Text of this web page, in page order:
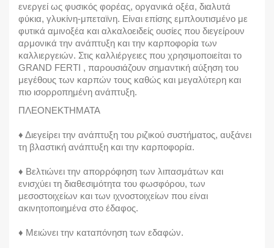
ενεργεί ως φυσικός φορέας, οργανικά οξέα, διαλυτά
φύκια, γλυκίνη-μπεταϊνη. Είναι επίσης εμπλουτισμένο με
φυτικά αμινοξέα και αλκαλοειδείς ουσίες που διεγείρουν
αρμονικά την ανάπτυξη και την καρποφορία των
καλλιεργειών. Στις καλλιέργειες που χρησιμοποιείται το
GRAND FERTI , παρουσιάζουν σημαντική αύξηση του
μεγέθους των καρπών τους καθώς και μεγαλύτερη και
πιο ισορροπημένη ανάπτυξη.
ΠΛΕΟΝΕΚΤΗΜΑΤΑ
♦ Διεγείρει την ανάπτυξη του ριζικού συστήματος, αυξάνει
τη βλαστική ανάπτυξη και την καρποφορία.
♦ Βελτιώνει την απορρόφηση των λιπασμάτων και
ενισχύει τη διαθεσιμότητα του φωσφόρου, των
μεσοστοιχείων και των ιχνοστοιχείων που είναι
ακινητοποιημένα στο έδαφος.
♦ Μειώνει την καταπόνηση των εδαφών.